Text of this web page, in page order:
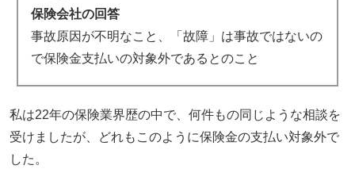
保険会社の回答
事故原因が不明なこと、「故障」は事故ではないの
で保険金支払いの対象外であるとのこと
私は22年の保険業界歴の中で、何件もの同じような相談を
受けましたが、どれもこのように保険金の支払い対象外で
した。